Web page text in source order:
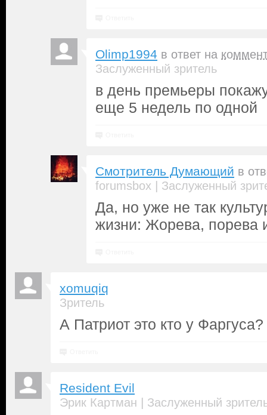
Olimp1994 в ответ на
Заслуженный зритель
в день премьеры
еще 5 недель по одной
Смотритель Думающий в
forumsbox | Заслуженный
Да, но уже не так
жизни: Жорева, порева
xomuqiq
Зритель
А Патриот это кто у Фаргуса?
Resident Evil
Эрик Картман | Заслуженный